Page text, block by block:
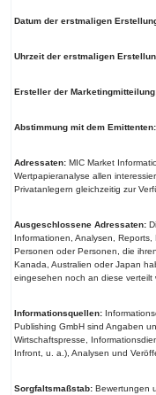
Datum der erstmaligen
Uhrzeit der erstmaligen
Ersteller der
Abstimmung mit dem Emittenten:
Adressaten:MIC Market
Wertpapieranalyse allen
Privatanlegern gleichzeitig zur
Ausgeschlossene Adressaten:
Informationen, Analysen,
Personen oder Personen, die
Kanada, Australien oder Japan
eingesehen noch an diese verteilt
Informationsquellen:
Publishing GmbH sind Angaben
Wirtschaftspresse,
Infront, u. a.), Analysen und
Sorgfaltsmaßstab:Bewertungen